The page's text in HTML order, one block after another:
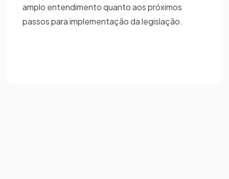
amplo entendimento quanto aos próximos
passos para implementação da legislação.